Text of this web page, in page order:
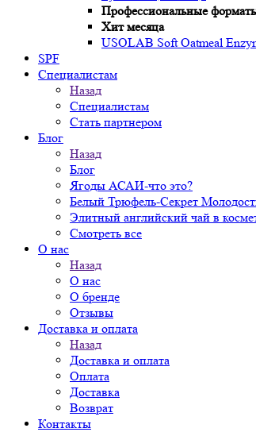
Профессиональные
Хит месяца
USOLAB Soft Oatmeal
SPF
Специалистам
Назад
Специалистам
Стать партнером
Блог
Назад
Блог
Ягоды АСАИ-что это?
Белый Трюфель-Секрет
Элитный английский чай в
Смотреть все
О нас
Назад
О нас
О бренде
Отзывы
Доставка и оплата
Назад
Доставка и оплата
Оплата
Доставка
Возврат
Контакты